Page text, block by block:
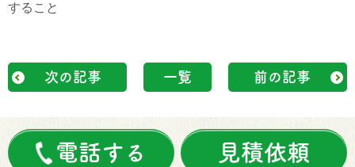
すること
次の記事 一覧 前の記事
電話する 見積依頼